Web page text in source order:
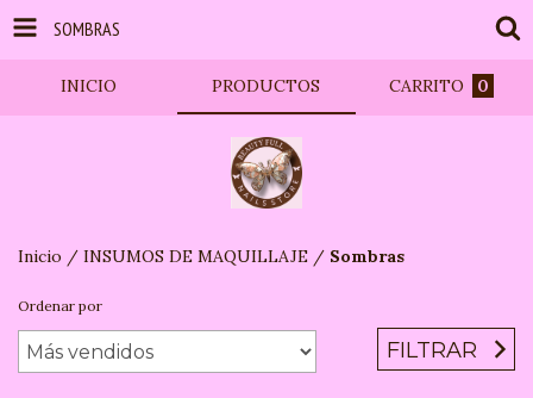
SOMBRAS
INICIO PRODUCTOS CARRITO 0
Inicio / INSUMOS DE MAQUILLAJE / Sombras
Ordenar por
FILTRAR